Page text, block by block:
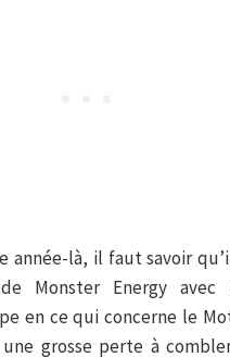
année-là, il faut savoir
de Monster Energy avec
en ce qui concerne le
grosse perte à